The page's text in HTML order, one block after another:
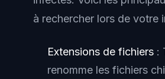
à rechercher lors de votre
Extensions de fichiers :
renomme les fichiers